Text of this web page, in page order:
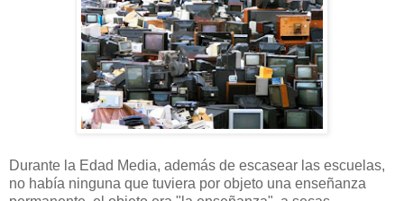
Durante la Edad Media, además de escasear las escuelas,
no había ninguna que tuviera por objeto una enseñanza